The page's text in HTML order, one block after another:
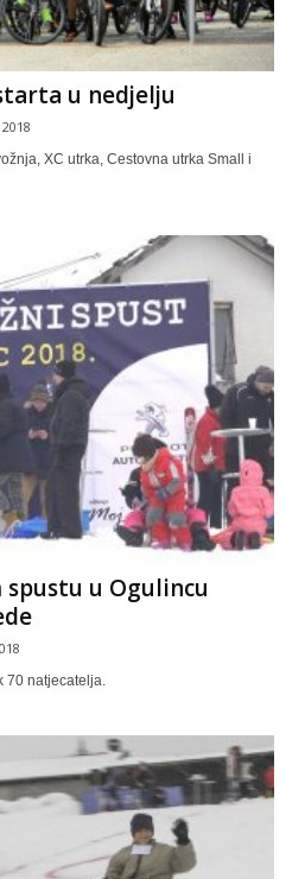
u nedjelju
XC utrka, Cestovna utrka Small i
spustu u Ogulincu
70 natjecatelja.